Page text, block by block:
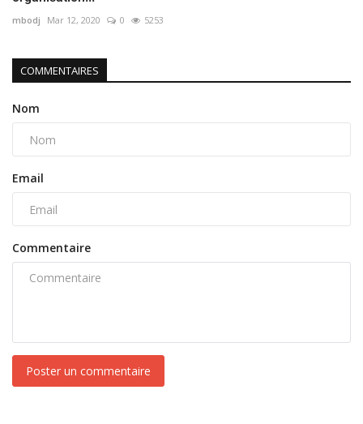
mbodj Mar 12, 2020 0 5253
COMMENTAIRES
Nom
Email
Commentaire
Poster un commentaire